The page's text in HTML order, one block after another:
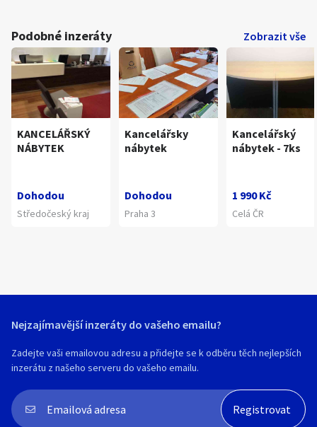
Podobné inzeráty Zobrazit vše
KANCELÁŘSKÝ
NÁBYTEK
Dohodou
Středočeský kraj
Kancelářsky
nábytek
Dohodou
Praha 3
Kancelářský
nábytek - 7ks
1 990 Kč
Celá ČR
Nejzajímavější inzeráty do vašeho emailu?
Zadejte vaši emailovou adresu a přidejte se k odběru těch nejlepších
inzerátu z našeho serveru do vašeho emailu.